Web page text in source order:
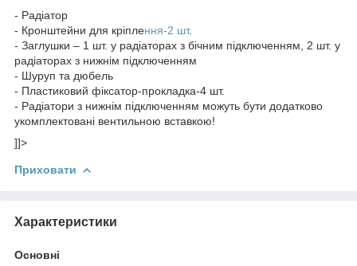
- Радіатор
- Кронштейни для кріплення-2 шт.
- Заглушки – 1 шт. у радіаторах з бічним підключенням, 2 шт. у
радіаторах з нижнім підключенням
- Шуруп та дюбель
- Пластиковий фіксатор-прокладка-4 шт.
- Радіатори з нижнім підключенням можуть бути додатково
укомплектовані вентильною вставкою!
]]>
Приховати
Характеристики
Основні